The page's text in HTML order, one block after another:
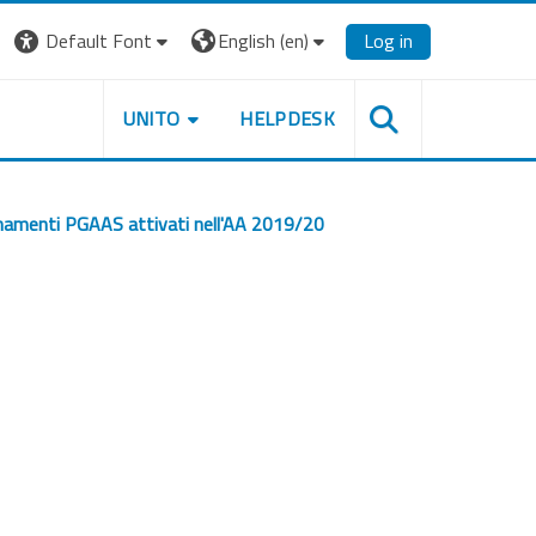
Default Font
English ‎(en)‎ Log in
UNITO HELPDESK
PGAAS attivati nell'AA 2019/20